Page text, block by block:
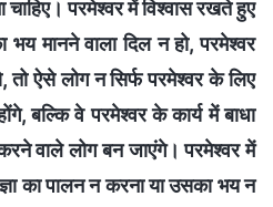
चाहिए। परमेश्वर में विश्वास रखते हुए
मानने वाला दिल न हो, परमेश्वर
तो ऐसे लोग न सिर्फ परमेश्वर के लिए
बल्कि वे परमेश्वर के कार्य में बाधा
वाले लोग बन जाएंगे। परमेश्वर में
का पालन न करना या उसका भय न